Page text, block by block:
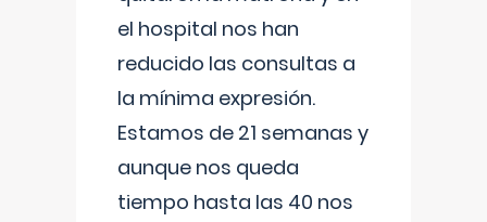
el hospital nos han
reducido las consultas a
la mínima expresión.
Estamos de 21 semanas y
aunque nos queda
tiempo hasta las 40 nos